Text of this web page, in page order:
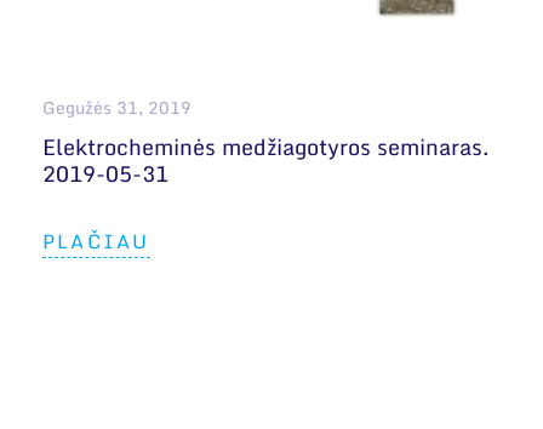
organizacijose bei asociacijose
Administracija
Darbuotojų kontaktai
Gegužės 31, 2019
Elektrocheminės medžiagotyros seminaras.
2019-05-31
PLAČIAU